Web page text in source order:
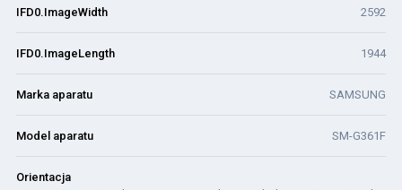
IFD0.ImageWidth 2592
IFD0.ImageLength 1944
Marka aparatu SAMSUNG
Model aparatu SM-G361F
Orientacja